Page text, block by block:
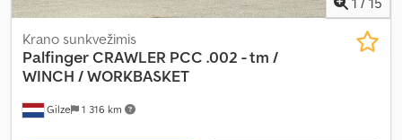
Gilze 1 316 km
Krano sunkvežimis
PalfingerCRAWLER PCC .002 - tm /
WINCH / WORKBASKET